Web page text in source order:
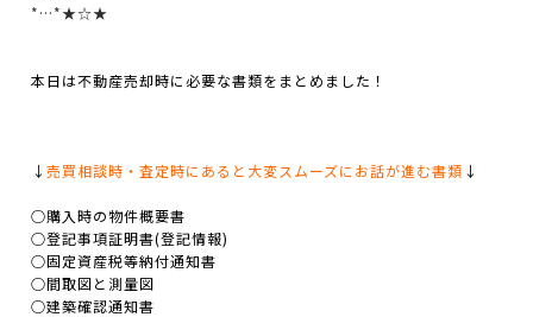
*…*★☆★
本日は不動産売却時に必要な書類をまとめました！
↓ 売買相談時・査定時にあると大変スムーズにお話が進む書類 ↓
○購入時の物件概要書
○登記事項証明書(登記情報)
○固定資産税等納付通知書
○間取図と測量図
○建築確認通知書